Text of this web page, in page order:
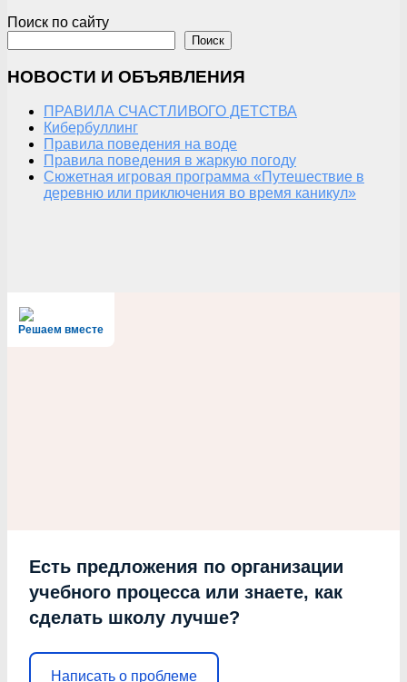
Поиск по сайту
Поиск
НОВОСТИ И ОБЪЯВЛЕНИЯ
ПРАВИЛА СЧАСТЛИВОГО ДЕТСТВА
Кибербуллинг
Правила поведения на воде
Правила поведения в жаркую погоду
Сюжетная игровая программа «Путешествие в
деревню или приключения во время каникул»
Решаем вместе
Есть предложения по организации
учебного процесса или знаете, как
сделать школу лучше?
Написать о проблеме